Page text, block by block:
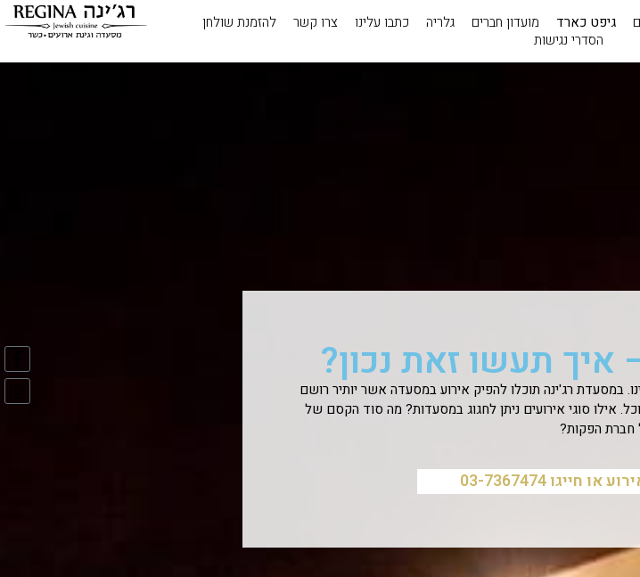
גיפט כארד מועדון חברים גלריה כתבו עלינו צרו קשר
להזמנת שולחן
הסדרי נגישות
תעשו זאת נכון?
במסעדת רג'ינה תוכלו להפיק אירוע במסעדה אשר יותיר רושם
אילו סוגי אירועים ניתן לחגוג במסעדות? מה סוד הקסם של
חברת הפקות?
חייגו 03-7367474